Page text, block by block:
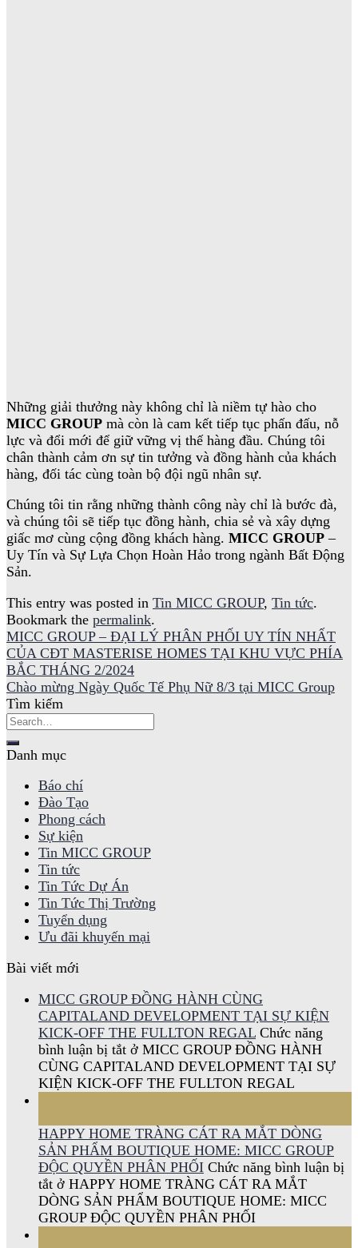
Những giải thưởng này không chỉ là niềm tự hào cho
MICC GROUP mà còn là cam kết tiếp tục phấn đấu, nỗ
lực và đổi mới để giữ vững vị thế hàng đầu. Chúng tôi
chân thành cảm ơn sự tin tưởng và đồng hành của khách
hàng, đối tác cùng toàn bộ đội ngũ nhân sự.
Chúng tôi tin rằng những thành công này chỉ là bước đà,
và chúng tôi sẽ tiếp tục đồng hành, chia sẻ và xây dựng
giấc mơ cùng cộng đồng khách hàng. MICC GROUP –
Uy Tín và Sự Lựa Chọn Hoàn Hảo trong ngành Bất Động
Sản.
This entry was posted in Tin MICC GROUP, Tin tức.
Bookmark the permalink.
MICC GROUP – ĐẠI LÝ PHÂN PHỐI UY TÍN NHẤT
CỦA CĐT MASTERISE HOMES TẠI KHU VỰC PHÍA
BẮC THÁNG 2/2024
Chào mừng Ngày Quốc Tế Phụ Nữ 8/3 tại MICC Group
Tìm kiếm
Danh mục
Báo chí
Đào Tạo
Phong cách
Sự kiện
Tin MICC GROUP
Tin tức
Tin Tức Dự Án
Tin Tức Thị Trường
Tuyển dụng
Ưu đãi khuyến mại
Bài viết mới
MICC GROUP ĐỒNG HÀNH CÙNG
CAPITALAND DEVELOPMENT TẠI SỰ KIỆN
KICK-OFF THE FULLTON REGAL Chức năng
bình luận bị tắt ở MICC GROUP ĐỒNG HÀNH
CÙNG CAPITALAND DEVELOPMENT TẠI SỰ
KIỆN KICK-OFF THE FULLTON REGAL
HAPPY HOME TRÀNG CÁT RA MẮT DÒNG
SẢN PHẨM BOUTIQUE HOME: MICC GROUP
ĐỘC QUYỀN PHÂN PHỐI Chức năng bình luận bị
tắt ở HAPPY HOME TRÀNG CÁT RA MẮT
DÒNG SẢN PHẨM BOUTIQUE HOME: MICC
GROUP ĐỘC QUYỀN PHÂN PHỐI